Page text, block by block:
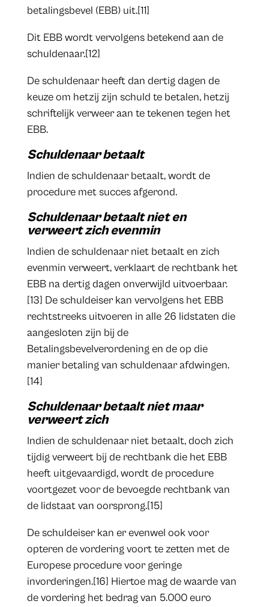
betalingsbevel (EBB) uit.[11]
Dit EBB wordt vervolgens betekend aan de
schuldenaar.[12]
De schuldenaar heeft dan dertig dagen de
keuze om hetzij zijn schuld te betalen, hetzij
schriftelijk verweer aan te tekenen tegen het
EBB.
Schuldenaar betaalt
Indien de schuldenaar betaalt, wordt de
procedure met succes afgerond.
Schuldenaar betaalt niet en
verweert zich evenmin
Indien de schuldenaar niet betaalt en zich
evenmin verweert, verklaart de rechtbank het
EBB na dertig dagen onverwijld uitvoerbaar.
[13] De schuldeiser kan vervolgens het EBB
rechtstreeks uitvoeren in alle 26 lidstaten die
aangesloten zijn bij de
Betalingsbevelverordening en de op die
manier betaling van schuldenaar afdwingen.
[14]
Schuldenaar betaalt niet maar
verweert zich
Indien de schuldenaar niet betaalt, doch zich
tijdig verweert bij de rechtbank die het EBB
heeft uitgevaardigd, wordt de procedure
voortgezet voor de bevoegde rechtbank van
de lidstaat van oorsprong.[15]
De schuldeiser kan er evenwel ook voor
opteren de vordering voort te zetten met de
Europese procedure voor geringe
invorderingen.[16] Hiertoe mag de waarde van
de vordering het bedrag van 5.000 euro